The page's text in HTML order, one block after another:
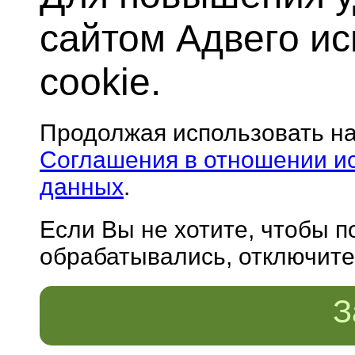
сайтом Адвего
cookie.
Продолжая использовать
Соглашения в отношении
данных.
Если Вы не хотите, чтобы
обрабатывались,